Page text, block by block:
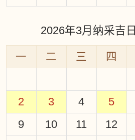
2026年3月纳采吉日
一 二 三 四
2
3 4 5
9
10 11 12